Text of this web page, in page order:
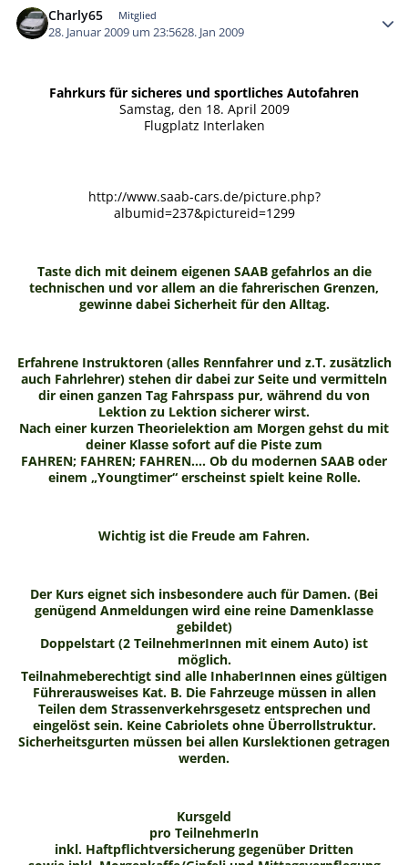
Charly65 Mitglied
28. Januar 2009 um 23:5628. Jan 2009
Fahrkurs für sicheres und sportliches Autofahren
Samstag, den 18. April 2009
Flugplatz Interlaken
http://www.saab-cars.de/picture.php?
albumid=237&pictureid=1299
Taste dich mit deinem eigenen SAAB gefahrlos an die
technischen und vor allem an die fahrerischen Grenzen,
gewinne dabei Sicherheit für den Alltag.
Erfahrene Instruktoren (alles Rennfahrer und z.T. zusätzlich
auch Fahrlehrer) stehen dir dabei zur Seite und vermitteln
dir einen ganzen Tag Fahrspass pur, während du von
Lektion zu Lektion sicherer wirst.
Nach einer kurzen Theorielektion am Morgen gehst du mit
deiner Klasse sofort auf die Piste zum
FAHREN; FAHREN; FAHREN.... Ob du modernen SAAB oder
einem „Youngtimer“ erscheinst spielt keine Rolle.
Wichtig ist die Freude am Fahren.
Der Kurs eignet sich insbesondere auch für Damen. (Bei
genügend Anmeldungen wird eine reine Damenklasse
gebildet)
Doppelstart (2 TeilnehmerInnen mit einem Auto) ist
möglich.
Teilnahmeberechtigt sind alle InhaberInnen eines gültigen
Führerausweises Kat. B. Die Fahrzeuge müssen in allen
Teilen dem Strassenverkehrsgesetz entsprechen und
eingelöst sein. Keine Cabriolets ohne Überrollstruktur.
Sicherheitsgurten müssen bei allen Kurslektionen getragen
werden.
Kursgeld
pro TeilnehmerIn
inkl. Haftpflichtversicherung gegenüber Dritten